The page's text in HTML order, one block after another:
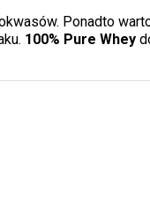
Ponadto
100% Pure Whey